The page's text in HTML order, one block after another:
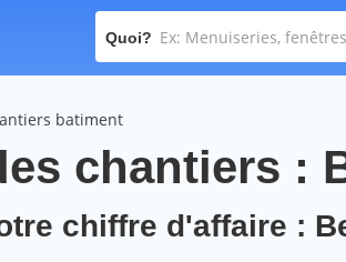
Quoi?
batiment
chantiers :
chiffre d'affaire :